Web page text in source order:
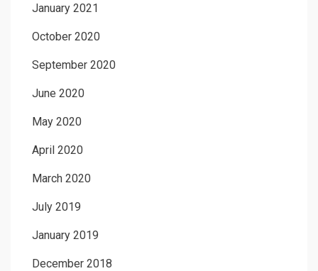
January 2021
October 2020
September 2020
June 2020
May 2020
April 2020
March 2020
July 2019
January 2019
December 2018